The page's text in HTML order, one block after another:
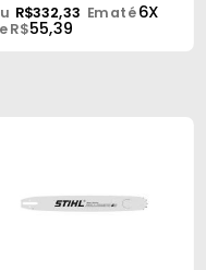
R$332,33 Em até6X
R$55,39